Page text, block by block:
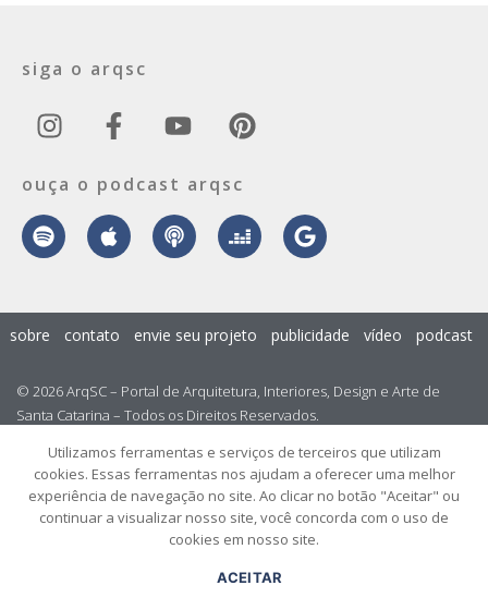
siga o arqsc
ouça o podcast arqsc
© 2026 ArqSC – Portal de Arquitetura, Interiores, Design e Arte de
Santa Catarina – Todos os Direitos Reservados.
sobre contato envie seu projeto publicidade vídeo podcast
Utilizamos ferramentas e serviços de terceiros que utilizam
cookies. Essas ferramentas nos ajudam a oferecer uma melhor
experiência de navegação no site. Ao clicar no botão "Aceitar" ou
continuar a visualizar nosso site, você concorda com o uso de
cookies em nosso site.
ACEITAR